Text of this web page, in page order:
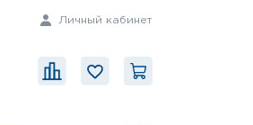
Личный кабинет